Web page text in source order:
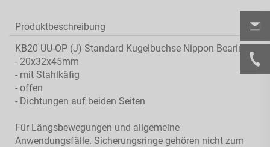
Produktbeschreibung
KB20 UU-OP (J) Standard Kugelbuchse Nippon Bearing:
- 20x32x45mm
- mit Stahlkäfig
- offen
- Dichtungen auf beiden Seiten
Für Längsbewegungen und allgemeine
Anwendungsfälle. Sicherungsringe gehören nicht zum